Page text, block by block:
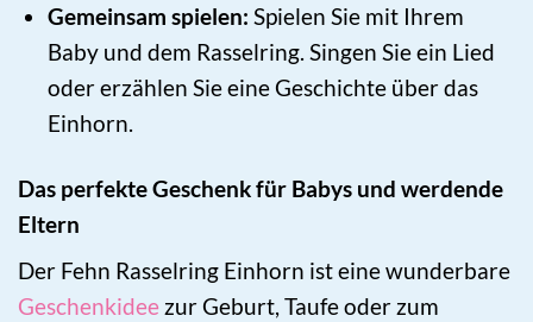
Gemeinsam spielen: Spielen Sie mit Ihrem
Baby und dem Rasselring. Singen Sie ein Lied
oder erzählen Sie eine Geschichte über das
Einhorn.
Das perfekte Geschenk für Babys und werdende
Eltern
Der Fehn Rasselring Einhorn ist eine wunderbare
Geschenkidee zur Geburt, Taufe oder zum